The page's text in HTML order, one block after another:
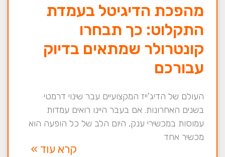
מהפכת הדיגיטל בעמדת
התקלוט: כך תבחרו
קונטרולר שמתאים בדיוק
עבורכם
העולם של הדיג'ייז המקצועיים עבר שינוי דרמטי
בשנים האחרונות. אם בעבר היינו רואים עמדות
עמוסות במכשירי ענק, היום הלב של כל הופעה הוא
מכשיר אחד
קרא עוד »